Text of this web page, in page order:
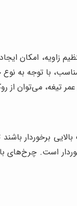
زاویه، امکان
با توجه به
عمر تیغه،
برخوردار باشند
است. چرخ‌های